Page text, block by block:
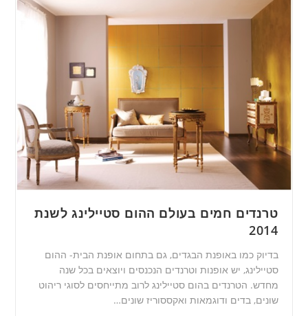
טרנדים חמים בעולם ההום סטיילינג לשנת
2014
בדיוק כמו באופנת הבגדים, גם בתחום אופנת הבית- ההום
סטיילינג, יש אופנות וטרנדים הנכנסים ויוצאים בכל שנה
מחדש. הטרנדים בהום סטיילינג לרוב מתייחסים לסוגי ריהוט
שונים, בדים ודוגמאות ואקססוריז שונים…